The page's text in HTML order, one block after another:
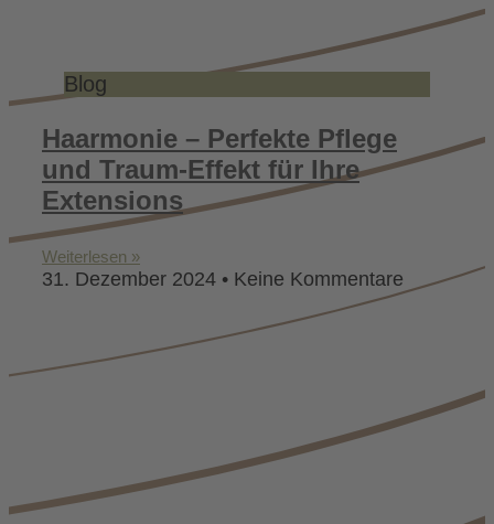
Blog
Haarmonie – Perfekte Pflege
und Traum-Effekt für Ihre
Extensions
Weiterlesen »
31. Dezember 2024 Keine Kommentare